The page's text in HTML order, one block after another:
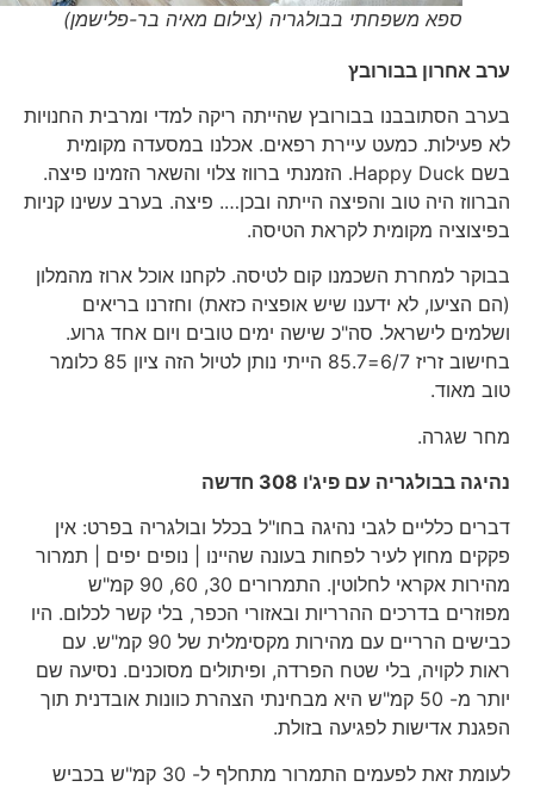
ספא משפחתי בבולגריה (צילום מאיה בר-פלישמן)
ערב אחרון בבורובץ
בערב הסתובבנו בבורובץ שהייתה ריקה למדי ומרבית החנויות
לא פעילות. כמעט עיירת רפאים. אכלנו במסעדה מקומית
בשם Happy Duck. הזמנתי ברווז צלוי והשאר הזמינו פיצה.
הברווז היה טוב והפיצה הייתה ובכן…. פיצה. בערב עשינו קניות
בפיצוציה מקומית לקראת הטיסה.
בבוקר למחרת השכמנו קום לטיסה. לקחנו אוכל ארוז מהמלון
(הם הציעו, לא ידענו שיש אופציה כזאת) וחזרנו בריאים
ושלמים לישראל. סה"כ שישה ימים טובים ויום אחד גרוע.
בחישוב זריז 6/7=85.7 הייתי נותן לטיול הזה ציון 85 כלומר
טוב מאוד.
מחר שגרה.
נהיגה בבולגריה עם פיג'ו 308 חדשה
דברים כלליים לגבי נהיגה בחו"ל בכלל ובולגריה בפרט: אין
פקקים מחוץ לעיר לפחות בעונה שהיינו | נופים יפים | תמרור
מהירות אקראי לחלוטין. התמרורים 30, 60, 90 קמ"ש
מפוזרים בדרכים ההרריות ובאזורי הכפר, בלי קשר לכלום. היו
כבישים הרריים עם מהירות מקסימלית של 90 קמ"ש. עם
ראות לקויה, בלי שטח הפרדה, ופיתולים מסוכנים. נסיעה שם
יותר מ- 50 קמ"ש היא מבחינתי הצהרת כוונות אובדנית תוך
הפגנת אדישות לפגיעה בזולת.
לעומת זאת לפעמים התמרור מתחלף ל- 30 קמ"ש בכביש